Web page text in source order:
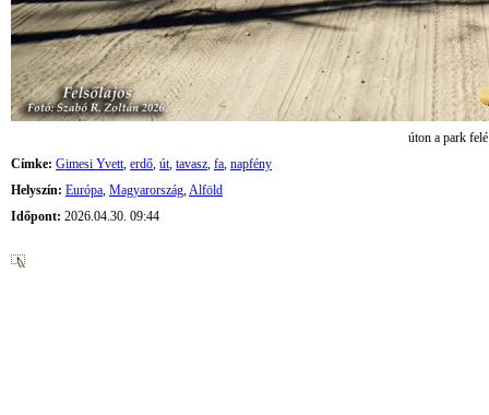
úton a park felé
Címke: Gimesi Yvett, erdő, út, tavasz, fa, napfény
Helyszín: Európa, Magyarország,Alföld
Időpont: 2026.04.30. 09:44